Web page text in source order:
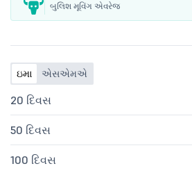
બુલિશ મૂવિંગ એવરેજ
ઇમા એસએમએ
20 દિવસ
50 દિવસ
100 દિવસ